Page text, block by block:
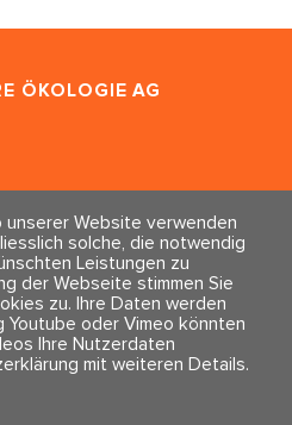
ÖKOLOGIE AG
Folge uns
unserer Website verwenden
solche, die notwendig
Leistungen zu
der Webseite stimmen Sie
zu. Ihre Daten werden
Youtube oder Vimeo könnten
Ihre Nutzerdaten
mit weiteren Details.